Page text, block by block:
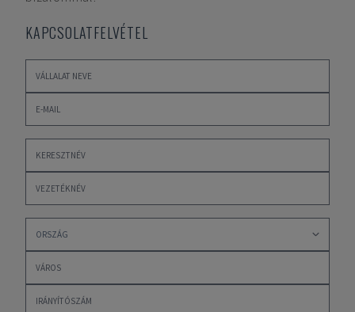
KAPCSOLATFELVÉTEL